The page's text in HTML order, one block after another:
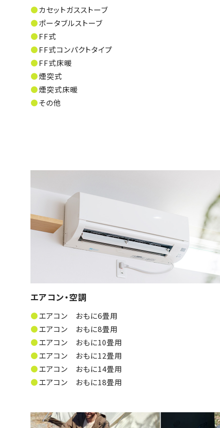
カセットガスストーブ
ポータブルストーブ
FF式
FF式コンパクトタイプ
FF式床暖
煙突式
煙突式床暖
その他
エアコン・空調
エアコン おもに6畳用
エアコン おもに8畳用
エアコン おもに10畳用
エアコン おもに12畳用
エアコン おもに14畳用
エアコン おもに18畳用